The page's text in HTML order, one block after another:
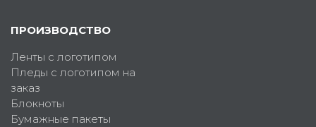
ПРОИЗВОДСТВО
Ленты с логотипом
Пледы с логотипом на
заказ
Блокноты
Бумажные пакеты